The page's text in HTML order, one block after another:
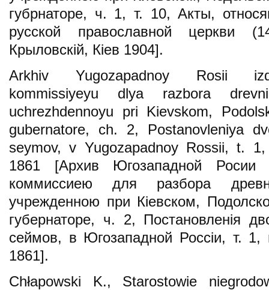
губрнаторе, ч. 1, т. 10, Акты,
русской православной церкви
Крыловскій, Кіев 1904].
Arkhiv Yugozapadnoy Rosii
kommissiyeyu dlya razbora
uchrezhdennoyu pri Kіevskom,
gubernatore, ch. 2, Postanovlenіya
seymov, v Yugozapadnoy Rossіi, t.
1861 [Архив Югозападной Росии
коммиссиею для разбора
учрежденною при Кіевском,
губернаторе, ч. 2, Постановленія
сеймов, в Югозападной Россіи, т.
1861].
Chłapowski K., Starostowie